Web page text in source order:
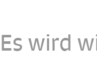
Es wird